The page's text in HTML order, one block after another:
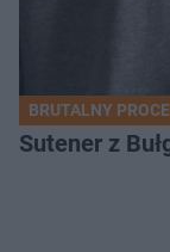
BRUTALNY
Sutener z